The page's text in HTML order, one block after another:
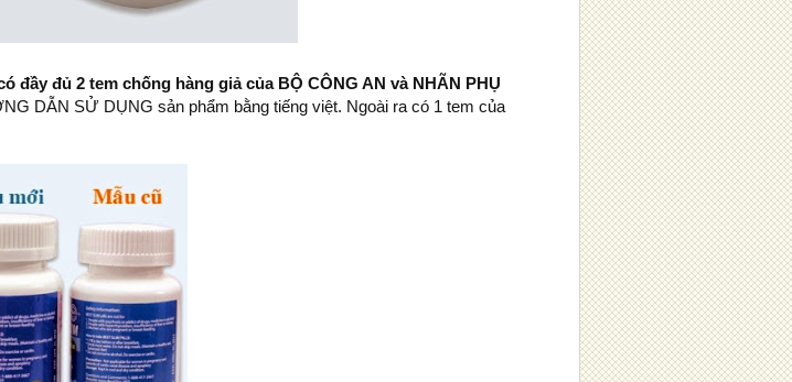
đầy đủ 2 tem chống hàng giả của BỘ CÔNG AN và NHÃN PHỤ
DẪN SỬ DỤNG sản phẩm bằng tiếng việt. Ngoài ra có 1 tem của